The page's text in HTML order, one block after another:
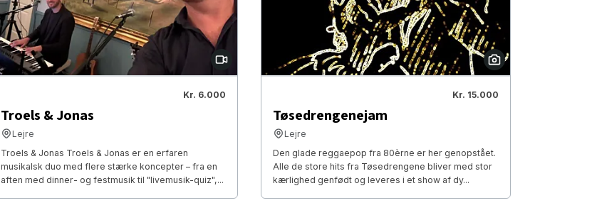
Kr. 6.000
Troels & Jonas
Lejre
Troels & Jonas Troels & Jonas er en erfaren
musikalsk duo med flere stærke koncepter – fra en
aften med dinner- og festmusik til "livemusik-quiz",...
Kr. 15.000
Tøsedrengenejam
Lejre
Den glade reggaepop fra 80èrne er her genopstået.
Alle de store hits fra Tøsedrengene bliver med stor
kærlighed genfødt og leveres i et show af dy...